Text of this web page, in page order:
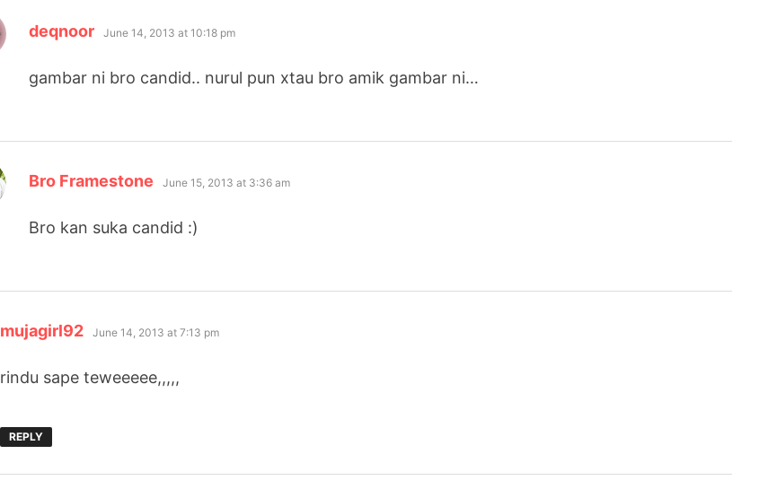
deqnoor says:
June 14, 2013 at 10:18 pm
gambar ni bro candid.. nurul pun xtau bro amik gambar ni…
Bro Framestone says:
June 15, 2013 at 3:36 am
Bro kan suka candid :)
mujagirl92 says:
June 14, 2013 at 7:13 pm
rindu sape teweeeee,,,,,
REPLY